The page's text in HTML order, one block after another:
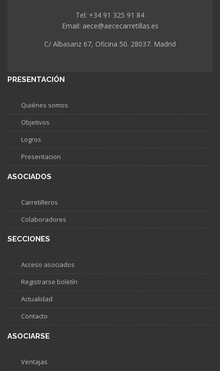
Tel: +34 91 325 91 84
Email: aece@aececarretillas.es
C/ Albasanz 67, Oficina 50. 28037. Madrid
PRESENTACIÓN
Quiénes somos
Objetivos
Logros
Presentacion
ASOCIADOS
Carretilleros
Colaboradores
SECCIONES
Acceso asociados
Registrarse boletín
Actualidad
Contacto
ASOCIARSE
Ventajas